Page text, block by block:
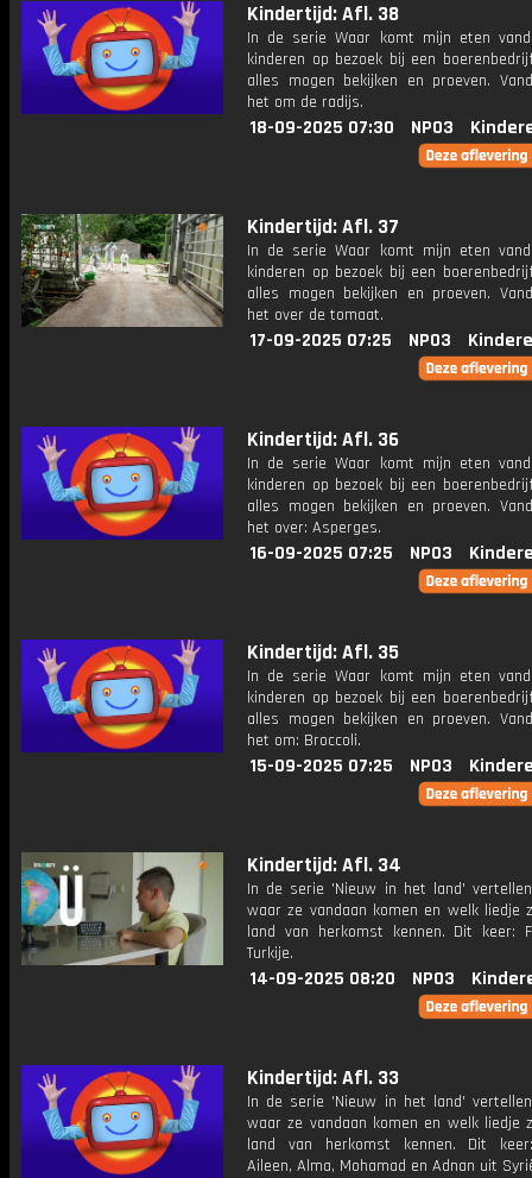
Kindertijd: Afl. 38
In de serie Waar komt mijn eten
kinderen op bezoek bij een
alles mogen bekijken en proeven.
het om de radijs.
18-09-2025 07:30 NPO3
Kindertijd: Afl. 37
In de serie Waar komt mijn eten
kinderen op bezoek bij een
alles mogen bekijken en proeven.
het over de tomaat.
17-09-2025 07:25 NPO3
Kindertijd: Afl. 36
In de serie Waar komt mijn eten
kinderen op bezoek bij een
alles mogen bekijken en proeven.
het over: Asperges.
16-09-2025 07:25 NPO3
Kindertijd: Afl. 35
In de serie Waar komt mijn eten
kinderen op bezoek bij een
alles mogen bekijken en proeven.
het om: Broccoli.
15-09-2025 07:25 NPO3
Kindertijd: Afl. 34
In de serie 'Nieuw in het land'
waar ze vandaan komen en welk liedje
land van herkomst kennen. Dit keer:
Turkije.
14-09-2025 08:20 NPO3
Kindertijd: Afl. 33
In de serie 'Nieuw in het land'
waar ze vandaan komen en welk liedje
land van herkomst kennen. Dit
Aileen, Alma, Mohamad en Adnan uit